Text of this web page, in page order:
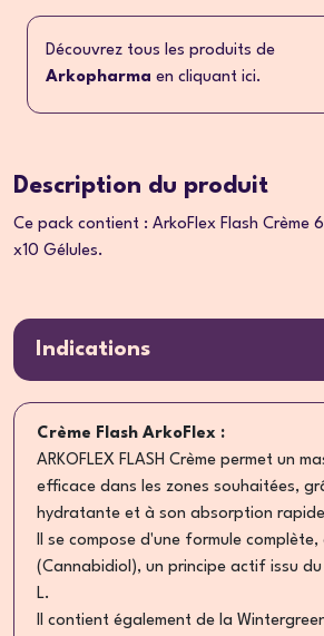
Découvrez tous les produits de
Arkopharma en cliquant ici.
Description du produit
Ce pack contient : ArkoFlex Flash Crème
x10 Gélules.
Indications
Crème Flash ArkoFlex :
ARKOFLEX FLASH Crème permet un
efficace dans les zones souhaitées,
hydratante et à son absorption
Il se compose d'une formule complète,
(Cannabidiol), un principe actif issu
L.
Il contient également de la